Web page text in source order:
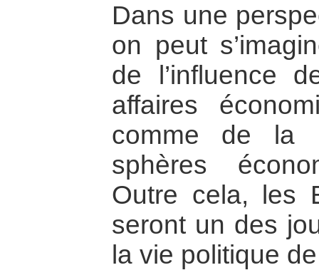
Dans une
on peut
de l’influence
affaires
comme de la
sphères
Outre cela, les
seront un des
la vie politique